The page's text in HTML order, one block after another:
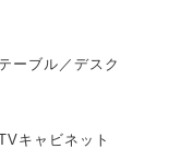
テーブル／デスク
キャビネット